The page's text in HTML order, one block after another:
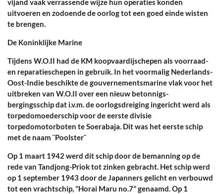
vijand vaak verrassende wijze hun operaties konden
uitvoeren en zodoende de oorlog tot een goed einde wisten
te brengen.
De Koninklijke Marine
Tijdens W.O.II had de KM koopvaardijschepen als voorraad-
en reparatieschepen in gebruik. In het voormalig Nederlands-
Oost-Indie beschikte de gouvernementsmarine vlak voor het
uitbreken van W.O.II over een nieuw betonnigs-
bergingsschip dat i.v.m. de oorlogsdreiging ingericht werd als
torpedomoederschip voor de eerste divisie
torpedomotorboten te Soerabaja. Dit was het eerste schip
met de naam ¨Poolster¨
Op 1 maart 1942 werd dit schip door de bemanning op de
rede van Tandjong-Priok tot zinken gebracht. Het schip werd
op 1 september 1943 door de Japanners gelicht en verbouwd
tot een vrachtschip, "Horai Maru no.7" genaamd. Op 1